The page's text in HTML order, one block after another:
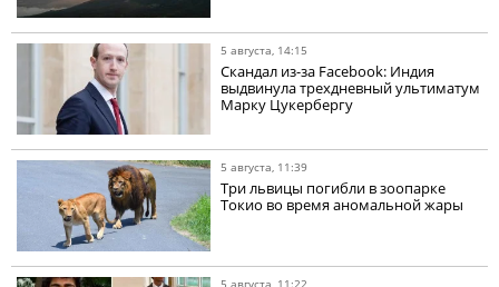
5 августа, 14:15
Скандал из-за Facebook: Индия
выдвинула трехдневный ультиматум
Марку Цукербергу
5 августа, 11:39
Три львицы погибли в зоопарке
Токио во время аномальной жары